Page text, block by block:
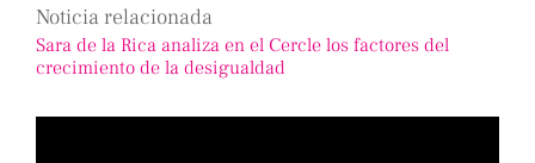
Noticia relacionada
Sara de la Rica analiza en el Cercle los factores del
crecimiento de la desigualdad